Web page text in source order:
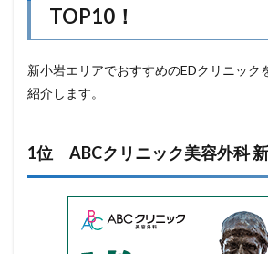
TOP10！
新小岩エリアでおすすめのEDクリニック
紹介します。
1位 ABCクリニック美容外科